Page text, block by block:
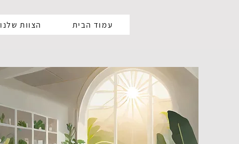
הצוות שלנו עמוד הבית